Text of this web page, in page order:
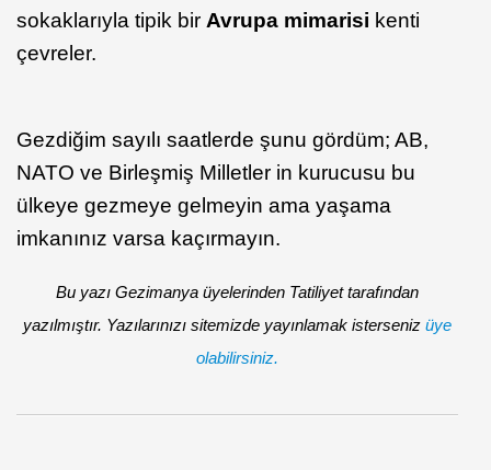
sokaklarıyla tipik bir Avrupa mimarisi kenti
çevreler.
Gezdiğim sayılı saatlerde şunu gördüm; AB,
NATO ve Birleşmiş Milletler in kurucusu bu
ülkeye gezmeye gelmeyin ama yaşama
imkanınız varsa kaçırmayın.
Bu yazı Gezimanya üyelerinden Tatiliyet tarafından
yazılmıştır. Yazılarınızı sitemizde yayınlamak isterseniz üye
olabilirsiniz.